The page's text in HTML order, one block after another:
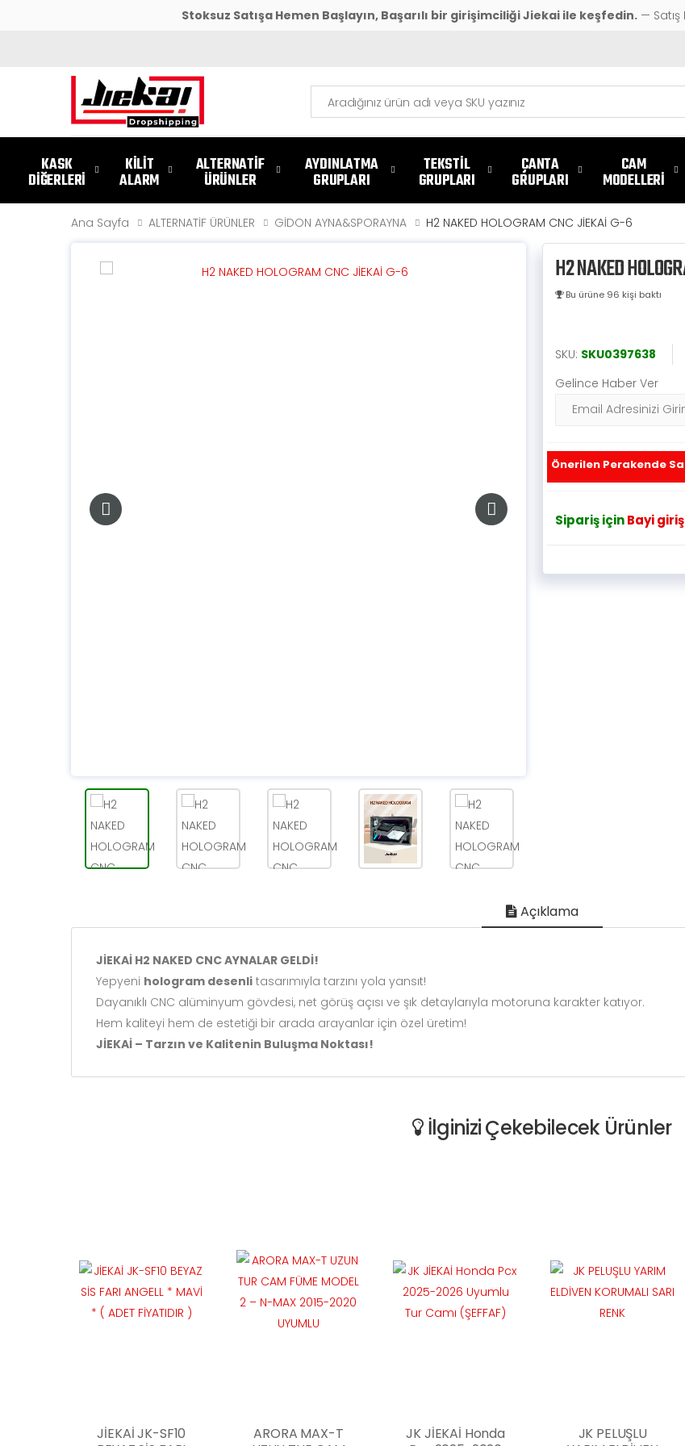
Stoksuz Satışa Hemen Başlayın, Başarılı bir girişimciliği Jiekai ile keşfedin.— Satış
Ara
KASK
DİĞERLERİ
KİLİT
ALARM
ALTERNATİF
ÜRÜNLER
AYDINLATMA
GRUPLARI
TEKSTİL
GRUPLARI
ÇANTA
GRUPLARI
CAM
MODELLERİ
Ana Sayfa ALTERNATİF ÜRÜNLER GİDON AYNA&SPORAYNA H2 NAKED HOLOGRAM CNC JİEKAİ G-6
H2 NAKED
Bu ürüne 96 kişi baktı
SKU: SKU0397638
Gelince Haber Ver
Önerilen Perakende
Sipariş içinBayi
Açıklama
JİEKAİ H2 NAKED CNC AYNALAR GELDİ!
Yepyeni hologram desenli tasarımıyla tarzını yola yansıt!
Dayanıklı CNC alüminyum gövdesi, net görüş açısı ve şık detaylarıyla motoruna karakter katıyor.
Hem kaliteyi hem de estetiği bir arada arayanlar için özel üretim!
JİEKAİ – Tarzın ve Kalitenin Buluşma Noktası!
İlginizi Çekebilecek Ürünler
JİEKAİ JK-SF10
ARORA MAX-T
JK JİEKAİ Honda
JK PELUŞLU